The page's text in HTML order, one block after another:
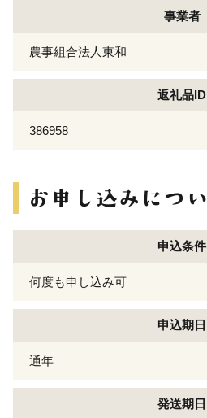
事業者
農事組合法人東和
返礼品ID
386958
申込条件
何度も申し込み可
申込期日
通年
発送期日